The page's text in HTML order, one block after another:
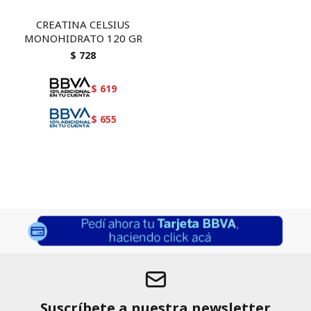
CREATINA CELSIUS
MONOHIDRATO 120 GR
$ 728
$ 619
$ 655